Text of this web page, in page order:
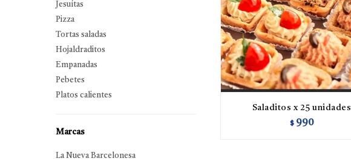
Saladitos x 25 unidades
$ 990
Jesuítas
Pizza
Tortas saladas
Hojaldraditos
Empanadas
Pebetes
Platos calientes
Marcas
La Nueva Barcelonesa